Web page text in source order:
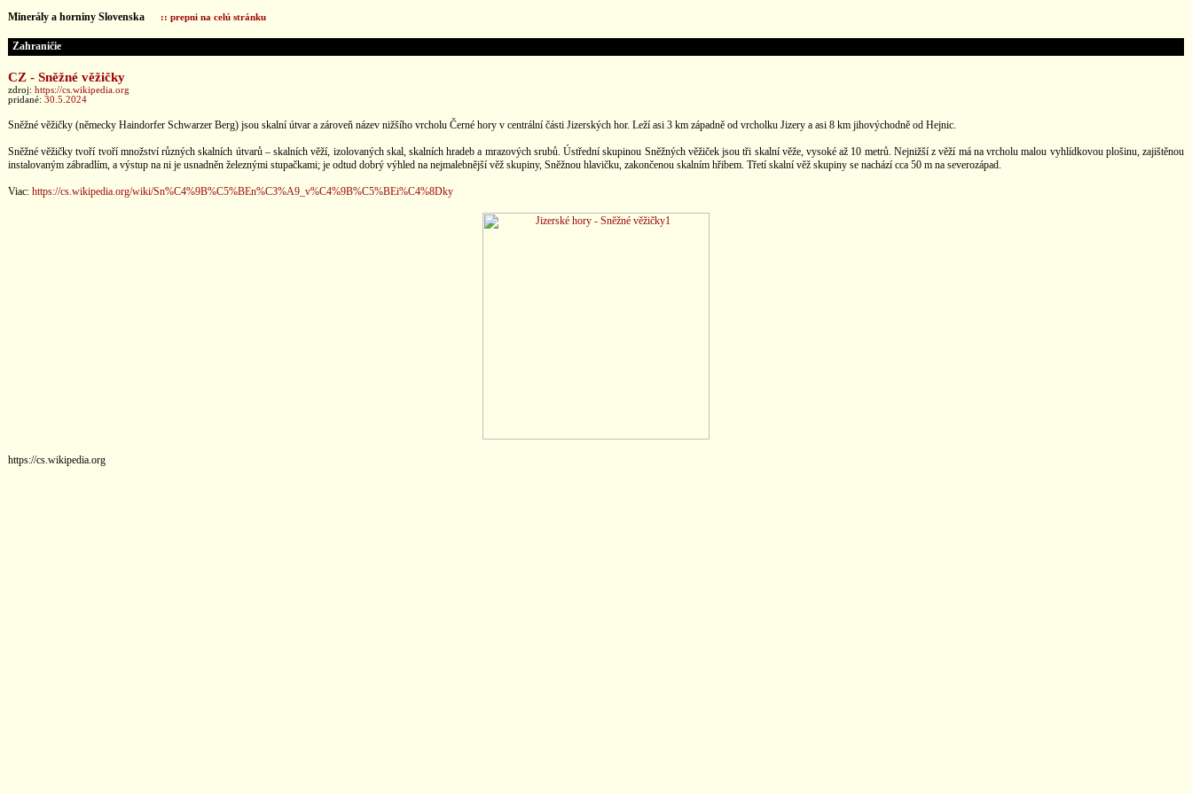
Minerály a horniny Slovenska :: prepni na celú stránku
Zahraničie
CZ - Sněžné věžičky
zdroj: https://cs.wikipedia.org
pridané: 30.5.2024
Sněžné věžičky (německy Haindorfer Schwarzer Berg) jsou skalní útvar a zároveň název nižšího vrcholu Černé hory v centrální části Jizerských hor. Leží asi 3 km západně od vrcholku Jizery a asi 8 km jihovýchodně od Hejnic.
Sněžné věžičky tvoří tvoří množství různých skalních útvarů – skalních věží, izolovaných skal, skalních hradeb a mrazových srubů. Ústřední skupinou Sněžných věžiček jsou tři skalní věže, vysoké až 10 metrů. Nejnižší z věží má na vrcholu malou vyhlídkovou plošinu, zajištěnou
instalovaným zábradlím, a výstup na ni je usnadněn železnými stupačkami; je odtud dobrý výhled na nejmalebnější věž skupiny, Sněžnou hlavičku, zakončenou skalním hřibem. Třetí skalní věž skupiny se nachází cca 50 m na severozápad.
Viac: https://cs.wikipedia.org/wiki/Sn%C4%9B%C5%BEn%C3%A9_v%C4%9B%C5%BEi%C4%8Dky
https://cs.wikipedia.org